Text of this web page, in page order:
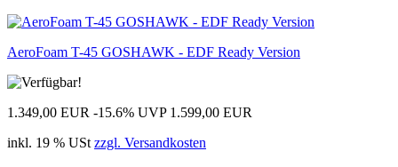
AeroFoam T-45 GOSHAWK - EDF Ready Version
1.349,00 EUR -15.6% UVP 1.599,00 EUR
inkl. 19 % USt zzgl. Versandkosten